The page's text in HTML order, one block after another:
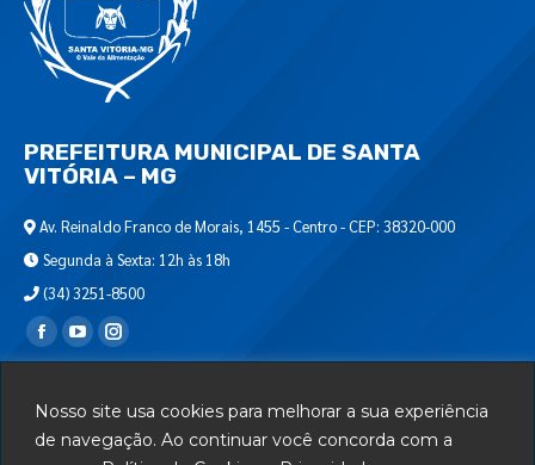
Nosso site usa cookies para melhorar a sua experiência
de navegação. Ao continuar você concorda com a
PREFEITURA MUNICIPAL DE SANTA
VITÓRIA – MG
Av. Reinaldo Franco de Morais, 1455 - Centro - CEP: 38320-000
Segunda à Sexta: 12h às 18h
(34) 3251-8500
Encontre-nos em:
Departamento de T.I.